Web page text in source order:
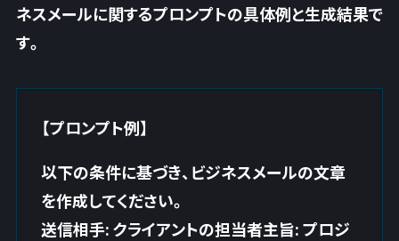
ネスメールに関するプロンプトの具体例と生成結果で
す。
【プロンプト例】
以下の条件に基づき、ビジネスメールの文章
を作成してください。
送信相手: クライアントの担当者主旨: プロジ